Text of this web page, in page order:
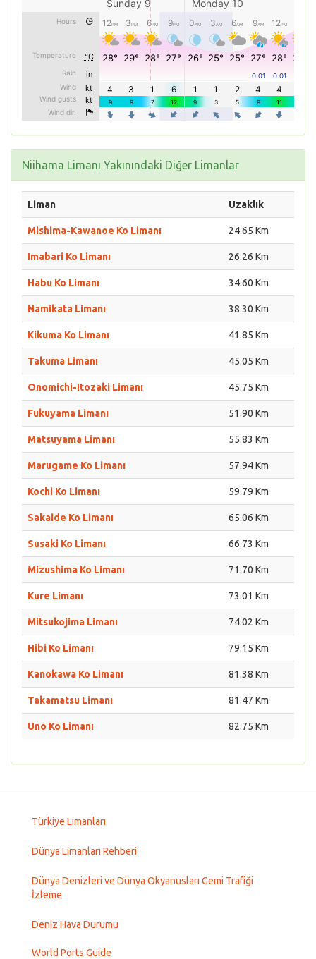
Niihama Limanı Yakınındaki Diğer Limanlar
Liman Uzaklık
Mishima-Kawanoe Ko Limanı 24.65 Km
Imabari Ko Limanı 26.26 Km
Habu Ko Limanı 34.60 Km
Namikata Limanı 38.30 Km
Kikuma Ko Limanı 41.85 Km
Takuma Limanı 45.05 Km
Onomichi-Itozaki Limanı 45.75 Km
Fukuyama Limanı 51.90 Km
Matsuyama Limanı 55.83 Km
Marugame Ko Limanı 57.94 Km
Kochi Ko Limanı 59.79 Km
Sakaide Ko Limanı 65.06 Km
Susaki Ko Limanı 66.73 Km
Mizushima Ko Limanı 71.70 Km
Kure Limanı 73.01 Km
Mitsukojima Limanı 74.02 Km
Hibi Ko Limanı 79.15 Km
Kanokawa Ko Limanı 81.38 Km
Takamatsu Limanı 81.47 Km
Uno Ko Limanı 82.75 Km
Türkiye Limanları
Dünya Limanları Rehberi
Dünya Denizleri ve Dünya Okyanusları Gemi Trafiği
İzleme
Deniz Hava Durumu
World Ports Guide